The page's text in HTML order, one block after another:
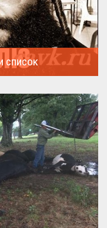
список